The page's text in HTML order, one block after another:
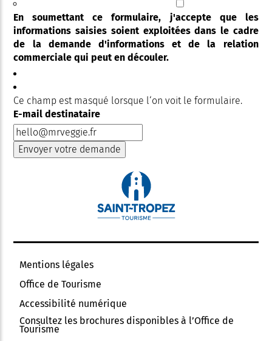
En soumettant ce formulaire, j'accepte que les
informations saisies soient exploitées dans le cadre
de la demande d'informations et de la relation
commerciale qui peut en découler.
Ce champ est masqué lorsque l‘on voit le formulaire.
E-mail destinataire
Mentions légales
Office de Tourisme
Accessibilité numérique
Consultez les brochures disponibles à l’Office de
Tourisme